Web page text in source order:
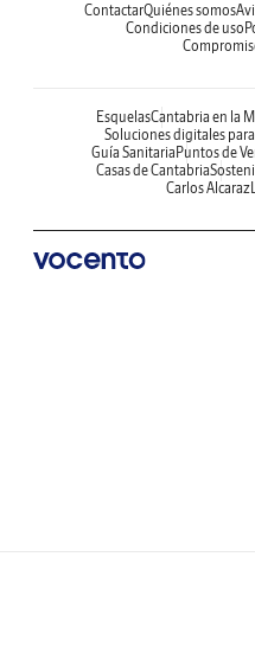
ContactarQuiénes somos
Condiciones de uso
EsquelasCantabria en la
Soluciones digitales
Guía Sanitaria Puntos de
Casas de Cantabria
Carlos Alcaraz